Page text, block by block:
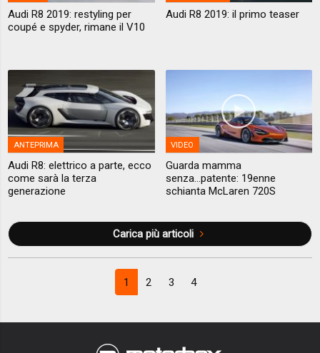
Audi R8 2019: restyling per
coupé e spyder, rimane il V10
Audi R8 2019: il primo teaser
ANTEPRIMA
Audi R8: elettrico a parte, ecco
come sarà la terza
generazione
VIDEO
Guarda mamma
senza...patente: 19enne
schianta McLaren 720S
Carica più articoli
1 2 3 4